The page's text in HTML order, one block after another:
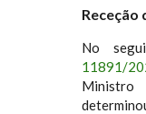
Receção
No
11891/
Ministro